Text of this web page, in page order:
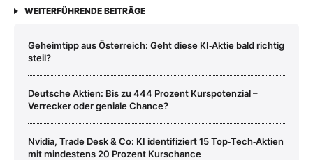
WEITERFÜHRENDE BEITRÄGE
Geheimtipp aus Österreich: Geht diese KI‑Aktie bald richtig
steil?
Deutsche Aktien: Bis zu 444 Prozent Kurspotenzial –
Verrecker oder geniale Chance?
Nvidia, Trade Desk & Co: KI identifiziert 15 Top‑Tech‑Aktien
mit mindestens 20 Prozent Kurschance